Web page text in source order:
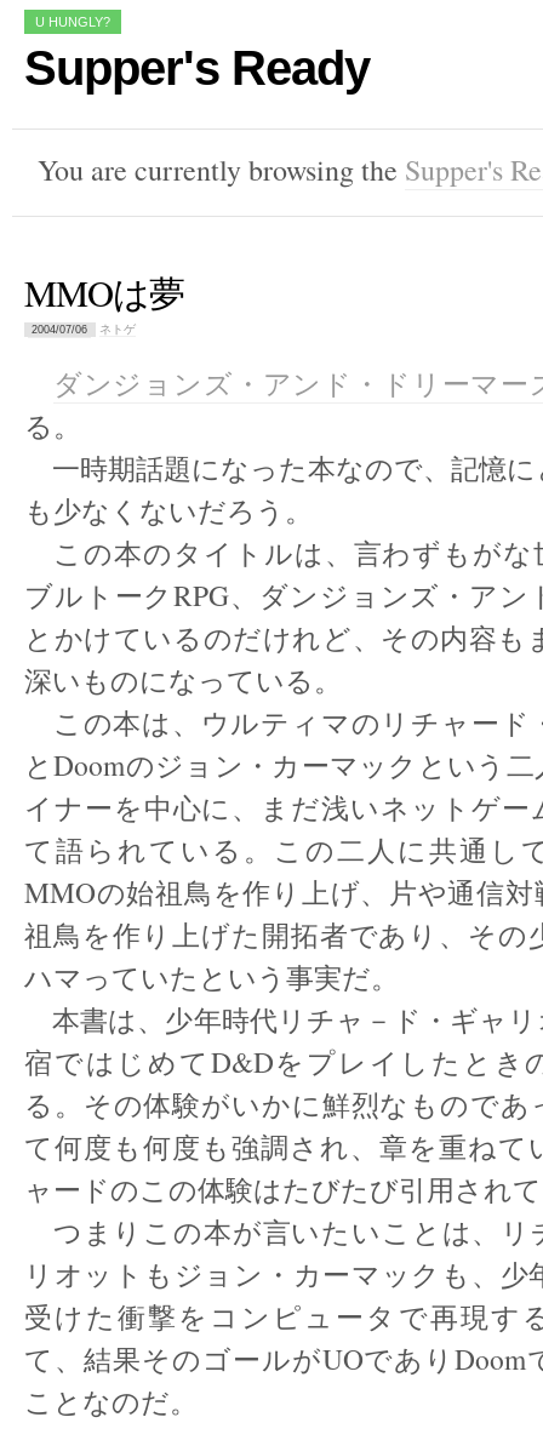
U HUNGLY?
Supper's Ready
You are currently browsing the Supper's
MMOは夢
2004/07/06 ネトゲ
ダンジョンズ・アンド・ドリーマー
る。
一時期話題になった本なので、記憶
も少なくないだろう。
この本のタイトルは、言わずもがな
ブルトークRPG、ダンジョンズ・ア
とかけているのだけれど、その内容も
深いものになっている。
この本は、ウルティマのリチャード
とDoomのジョン・カーマックという
イナーを中心に、まだ浅いネットゲー
て語られている。この二人に共通し
MMOの始祖鳥を作り上げ、片や通信
祖鳥を作り上げた開拓者であり、その
ハマっていたという事実だ。
本書は、少年時代リチャ－ド・ギャ
宿ではじめてD&Dをプレイしたとき
る。その体験がいかに鮮烈なものであ
て何度も何度も強調され、章を重ねて
ャードのこの体験はたびたび引用され
つまりこの本が言いたいことは、リ
リオットもジョン・カーマックも、少
受けた衝撃をコンピュータで再現す
て、結果そのゴールがUOであり
ことなのだ。